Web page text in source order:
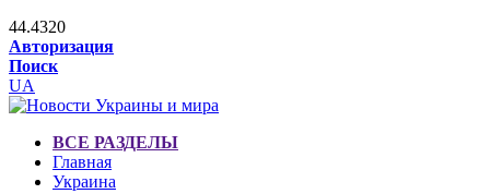
44.4320
Авторизация
Поиск
UA
ВСЕ РАЗДЕЛЫ
Главная
Украина